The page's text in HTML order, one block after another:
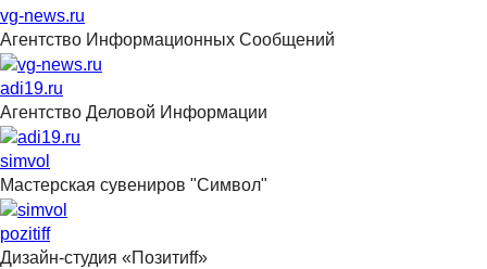
vg-news.ru
Агентство Информационных Сообщений
adi19.ru
Агентство Деловой Информации
simvol
Мастерская сувениров "Символ"
pozitiff
Дизайн-студия «Позитиff»